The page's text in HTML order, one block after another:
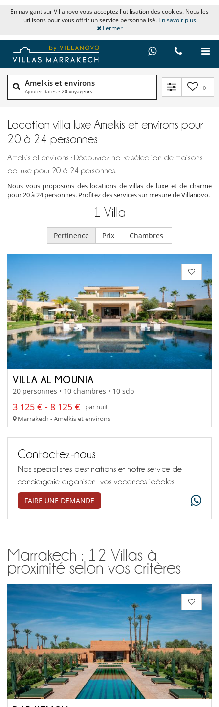
En navigant sur Villanovo vous acceptez l'utilisation des cookies. Nous les
utilisons pour vous offrir un service personnalisé. En savoir plus
Fermer
Amelkis et environs
Ajouter dates • 20 voyageurs 0
Location villa luxe Amelkis et environs pour
20 à 24 personnes
Amelkis et environs : Découvrez notre sélection de maisons
de luxe pour 20 à 24 personnes.
Nous vous proposons des locations de villas de luxe et de charme
pour 20 à 24 personnes. Profitez des services sur mesure de Villanovo.
1 Villa
Pertinence Prix Chambres
VILLA AL MOUNIA
20 personnes • 10 chambres • 10 sdb
3 125 € - 8 125 €
par nuit
Marrakech - Amelkis et environs
Contactez-nous
Nos spécialistes destinations et notre service de
conciergerie organisent vos vacances idéales
FAIRE UNE DEMANDE
Marrakech : 12 Villas à
proximité selon vos critères